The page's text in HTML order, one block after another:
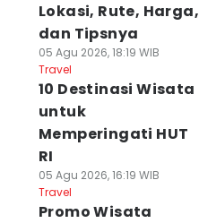
Lokasi, Rute, Harga,
dan Tipsnya
05 Agu 2026, 18:19 WIB
Travel
10 Destinasi Wisata
untuk
Memperingati HUT
RI
05 Agu 2026, 16:19 WIB
Travel
Promo Wisata